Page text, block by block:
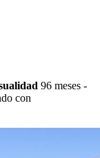
96 meses -
con